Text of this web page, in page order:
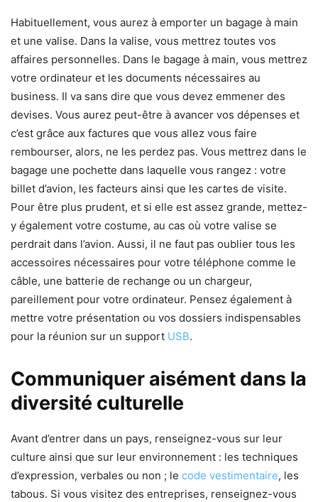
Habituellement, vous aurez à emporter un bagage à main
et une valise. Dans la valise, vous mettrez toutes vos
affaires personnelles. Dans le bagage à main, vous mettrez
votre ordinateur et les documents nécessaires au
business. Il va sans dire que vous devez emmener des
devises. Vous aurez peut-être à avancer vos dépenses et
c’est grâce aux factures que vous allez vous faire
rembourser, alors, ne les perdez pas. Vous mettrez dans le
bagage une pochette dans laquelle vous rangez : votre
billet d’avion, les facteurs ainsi que les cartes de visite.
Pour être plus prudent, et si elle est assez grande, mettez-
y également votre costume, au cas où votre valise se
perdrait dans l’avion. Aussi, il ne faut pas oublier tous les
accessoires nécessaires pour votre téléphone comme le
câble, une batterie de rechange ou un chargeur,
pareillement pour votre ordinateur. Pensez également à
mettre votre présentation ou vos dossiers indispensables
pour la réunion sur un support USB.
Communiquer aisément dans la
diversité culturelle
Avant d’entrer dans un pays, renseignez-vous sur leur
culture ainsi que sur leur environnement : les techniques
d’expression, verbales ou non ; le code vestimentaire, les
tabous. Si vous visitez des entreprises, renseignez-vous